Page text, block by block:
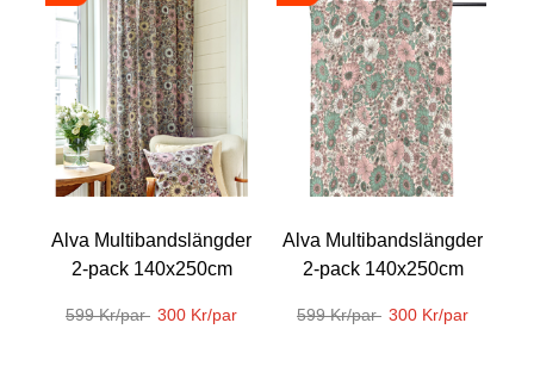
Alva Multibandslängder
2-pack 140x250cm
599 Kr/par 300 Kr/par
Alva Multibandslängder
2-pack 140x250cm
599 Kr/par 300 Kr/par